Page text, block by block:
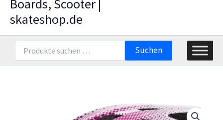
Boards, Scooter |
skateshop.de
nach:
Suchen